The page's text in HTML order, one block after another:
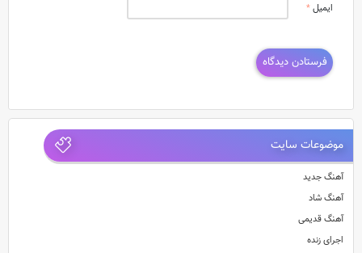
ایمیل*
موضوعات سایت
آهنگ جدید
آهنگ شاد
آهنگ قدیمی
اجرای زنده